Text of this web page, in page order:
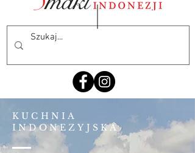
KUCHNIA
INDONEZYJSKA